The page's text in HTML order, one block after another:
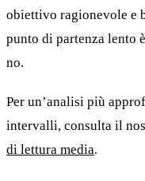
obiettivo ragionevole e
punto di partenza lento
no.
Per un’analisi più
intervalli, consulta il
di lettura media.